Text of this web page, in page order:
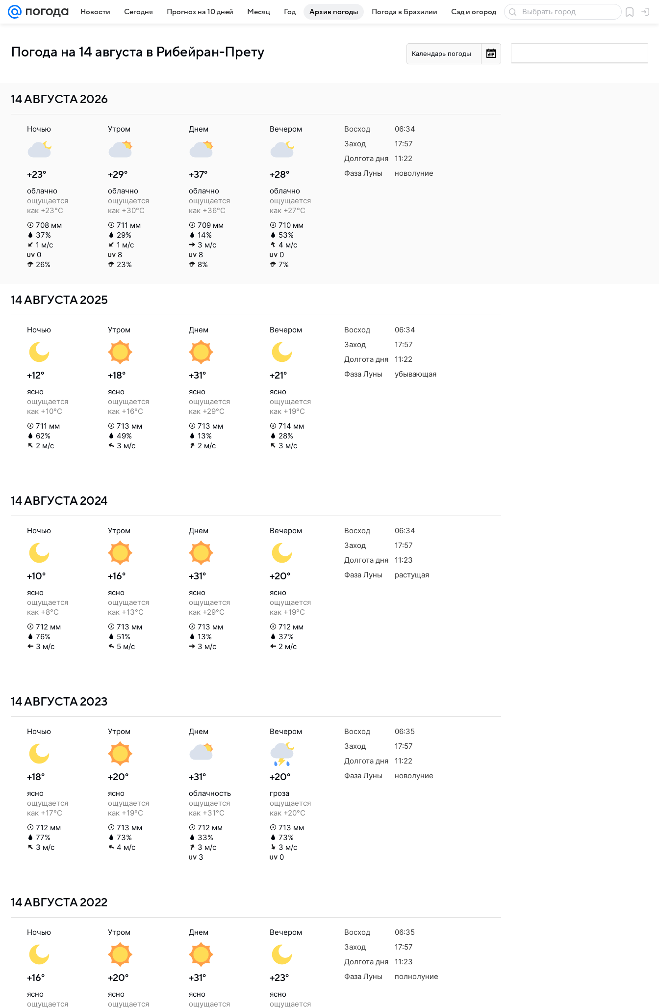
Новости Сегодня Прогноз на 10 дней Месяц Год Архив погоды Погода в Бразилии Сад и огород Товары для дачи
Погода на 14 августа в Рибейран-Прету Календарь погоды
14 АВГУСТА2026
Ночью
+23°
облачно
ощущается
как +23°C
708 мм
37%
1 м/с
0
26%
Утром
+29°
облачно
ощущается
как +30°C
711 мм
29%
1 м/с
8
23%
Днем
+37°
облачно
ощущается
как +36°C
709 мм
14%
3 м/с
8
8%
Вечером
+28°
облачно
ощущается
как +27°C
710 мм
53%
4 м/с
0
7%
Восход
06:34
Заход
17:57
Долгота дня
11:22
Фаза Луны
новолуние
14 АВГУСТА2025
Ночью
+12°
ясно
ощущается
как +10°C
711 мм
62%
2 м/с
Утром
+18°
ясно
ощущается
как +16°C
713 мм
49%
3 м/с
Днем
+31°
ясно
ощущается
как +29°C
713 мм
13%
2 м/с
Вечером
+21°
ясно
ощущается
как +19°C
714 мм
28%
3 м/с
Восход
06:34
Заход
17:57
Долгота дня
11:22
Фаза Луны
убывающая
14 АВГУСТА2024
Ночью
+10°
ясно
ощущается
как +8°C
712 мм
76%
3 м/с
Утром
+16°
ясно
ощущается
как +13°C
713 мм
51%
5 м/с
Днем
+31°
ясно
ощущается
как +29°C
713 мм
13%
3 м/с
Вечером
+20°
ясно
ощущается
как +19°C
712 мм
37%
2 м/с
Восход
06:34
Заход
17:57
Долгота дня
11:23
Фаза Луны
растущая
14 АВГУСТА2023
Ночью
+18°
ясно
ощущается
как +17°C
712 мм
77%
3 м/с
Утром
+20°
ясно
ощущается
как +19°C
713 мм
73%
4 м/с
Днем
+31°
облачность
ощущается
как +31°C
712 мм
33%
3 м/с
3
Вечером
+20°
гроза
ощущается
как +20°C
713 мм
73%
3 м/с
0
Восход
06:35
Заход
17:57
Долгота дня
11:22
Фаза Луны
новолуние
14 АВГУСТА2022
Ночью
+16°
ясно
ощущается
Утром
+20°
ясно
ощущается
Днем
+31°
ясно
ощущается
Вечером
+23°
ясно
ощущается
Восход
06:35
Заход
17:57
Долгота дня
11:23
Фаза Луны
полнолуние